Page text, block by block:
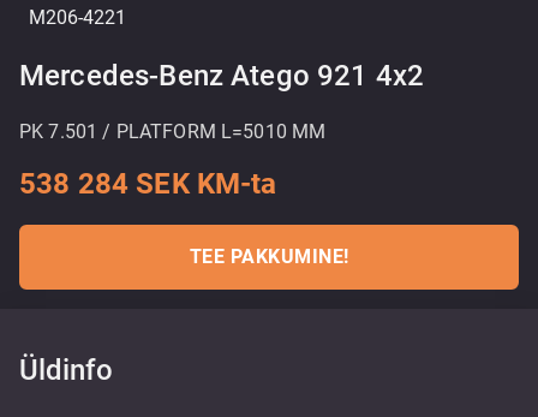
M206-4221
Mercedes-Benz Atego 921 4x2
PK 7.501 / PLATFORM L=5010 MM
538 284 SEK KM-ta
TEE PAKKUMINE!
Üldinfo